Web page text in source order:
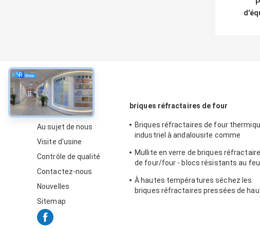
À propos
Au sujet de nous
Visite d'usine
Contrôle de qualité
Contactez-nous
Nouvelles
Sitemap
briques réfractaires de four
Briques réfractaires de four
industriel à andalousite comme
Mullite en verre de briques
de four/four - blocs résistants au feu
À hautes températures séchez les
briques réfractaires pressées de